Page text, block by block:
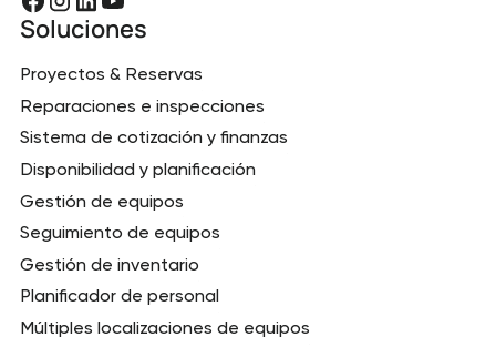
Soluciones
Proyectos & Reservas
Reparaciones e inspecciones
Sistema de cotización y finanzas
Disponibilidad y planificación
Gestión de equipos
Seguimiento de equipos
Gestión de inventario
Planificador de personal
Múltiples localizaciones de equipos